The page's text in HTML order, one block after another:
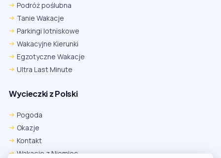
Podróż poślubna
Tanie Wakacje
Parkingi lotniskowe
Wakacyjne Kierunki
Egzotyczne Wakacje
Ultra Last Minute
Wycieczki z Polski
Pogoda
Okazje
Kontakt
Wakacje z Niemiec